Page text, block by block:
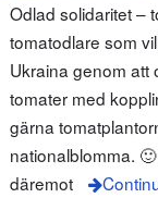
Odlad solidaritet –
tomatodlare som
Ukraina genom att
tomater med
gärna
nationalblomma.
däremot